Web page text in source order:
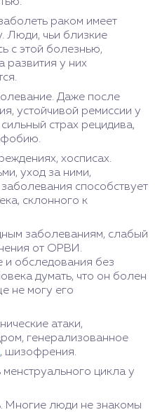
раком имеет
Люди, чьи близкие
с этой болезнью,
развития у них
Даже после
устойчивой ремиссии у
страх рецидива,
хосписах.
уход за ними,
способствует
склонного к
заболеваниям, слабый
от ОРВИ.
и обследования без
думать, что он болен
не могу его
атаки,
генерализованное
, шизофрения.
цикла у
Многие люди не знакомы